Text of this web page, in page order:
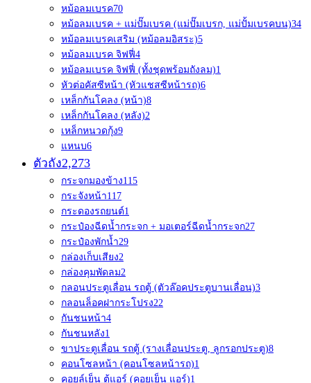
หม้อลมเบรค70
หม้อลมเบรค + แม่ปั๊มเบรค (แม่ปั๊มเบรก, แม่ปั้มเบรคบน)34
หม้อลมเบรคเสริม (หม้อลมอิสระ)5
หม้อลมเบรค จิฟฟี่4
หม้อลมเบรค จิฟฟี่ (ทั้งชุดพร้อมถังลม)1
หัวต่อคัสซีหน้า (หัวแชสซีหน้ารถ)6
เหล็กกันโคลง (หน้า)8
เหล็กกันโคลง (หลัง)2
เหล็กหนวดกุ้ง9
แหนบ6
ตัวถัง2,273
กระจกมองข้าง115
กระจังหน้า117
กระดองรถยนต์1
กระป๋องฉีดน้ำกระจก + มอเตอร์ฉีดน้ำกระจก27
กระป๋องพักน้ำ29
กล่องเก็บเสียง2
กล่องคุมพัดลม2
กลอนประตูเลื่อน รถตู้ (ตัวล๊อคประตูบานเลื่อน)3
กลอนล็อคฝากระโปรง22
กันชนหน้า4
กันชนหลัง1
ขาประตูเลื่อน รถตู้ (รางเลื่อนประตู, ลูกรอกประตู)8
คอนโซลหน้า (คอนโซลหน้ารถ)1
คอยล์เย็น ตู้แอร์ (คอยเย็น แอร์)1